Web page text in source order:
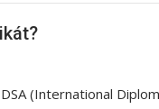
(International